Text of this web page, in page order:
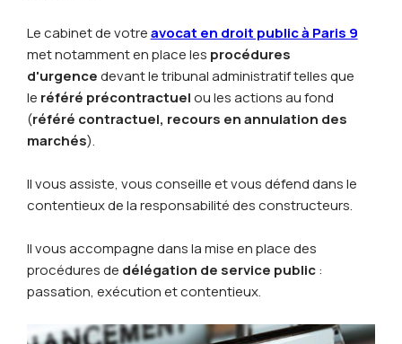
Le cabinet de votreavocat en droit public à Paris 9
met notamment en place les procédures
d'urgencedevant le tribunal administratif telles que
le référé précontractuelou les actions au fond
(référé contractuel, recours en annulation des
marchés).
Il vous assiste, vous conseille et vous défend dans le
contentieux de la responsabilité des constructeurs.
Il vous accompagne dans la mise en place des
procédures de délégation de service public:
passation, exécution et contentieux.